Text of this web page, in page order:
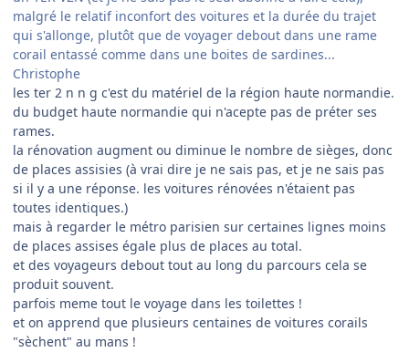
malgré le relatif inconfort des voitures et la durée du trajet
qui s'allonge, plutôt que de voyager debout dans une rame
corail entassé comme dans une boites de sardines...
Christophe
les ter 2 n n g c'est du matériel de la région haute normandie.
du budget haute normandie qui n'acepte pas de préter ses
rames.
la rénovation augment ou diminue le nombre de sièges, donc
de places assisies (à vrai dire je ne sais pas, et je ne sais pas
si il y a une réponse. les voitures rénovées n'étaient pas
toutes identiques.)
mais à regarder le métro parisien sur certaines lignes moins
de places assises égale plus de places au total.
et des voyageurs debout tout au long du parcours cela se
produit souvent.
parfois meme tout le voyage dans les toilettes !
et on apprend que plusieurs centaines de voitures corails
"sèchent" au mans !